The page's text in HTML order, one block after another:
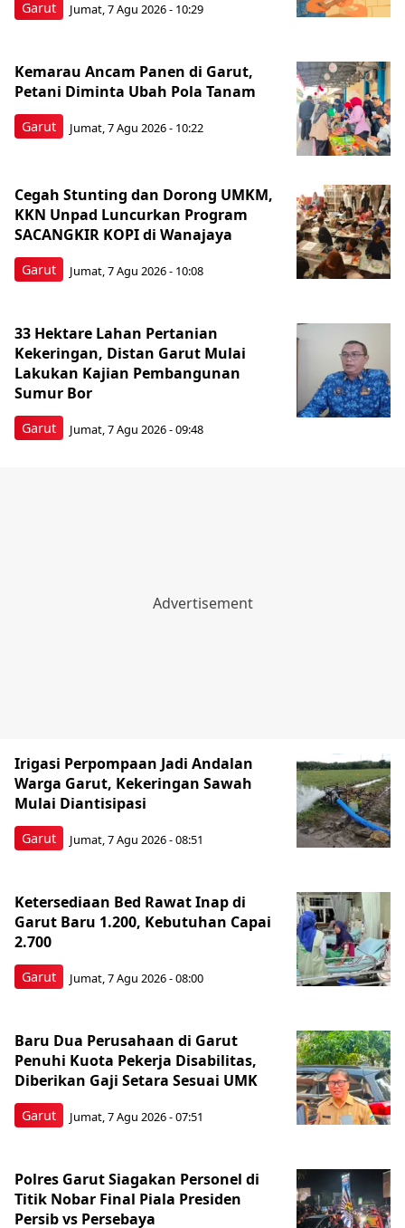
Garut Jumat, 7 Agu 2026 - 10:29
Garut
Kemarau Ancam Panen di Garut,
Petani Diminta Ubah Pola Tanam
Jumat, 7 Agu 2026 - 10:22
Garut
Cegah Stunting dan Dorong UMKM,
KKN Unpad Luncurkan Program
SACANGKIR KOPI di Wanajaya
Jumat, 7 Agu 2026 - 10:08
Garut
33 Hektare Lahan Pertanian
Kekeringan, Distan Garut Mulai
Lakukan Kajian Pembangunan
Sumur Bor
Jumat, 7 Agu 2026 - 09:48
Garut
Irigasi Perpompaan Jadi Andalan
Warga Garut, Kekeringan Sawah
Mulai Diantisipasi
Jumat, 7 Agu 2026 - 08:51
Garut
Ketersediaan Bed Rawat Inap di
Garut Baru 1.200, Kebutuhan Capai
2.700
Jumat, 7 Agu 2026 - 08:00
Garut
Baru Dua Perusahaan di Garut
Penuhi Kuota Pekerja Disabilitas,
Diberikan Gaji Setara Sesuai UMK
Jumat, 7 Agu 2026 - 07:51
Polres Garut Siagakan Personel di
Titik Nobar Final Piala Presiden
Persib vs Persebaya